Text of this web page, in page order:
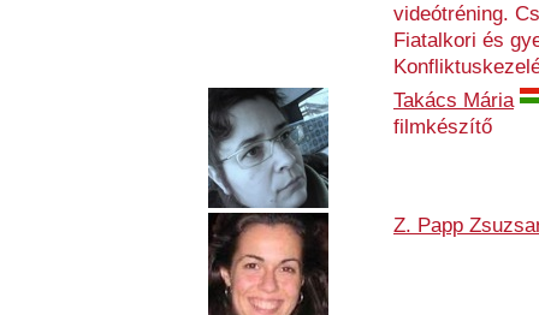
videótréning.
Fiatalkori és
Takács Mária
filmkészítő
Z. Papp